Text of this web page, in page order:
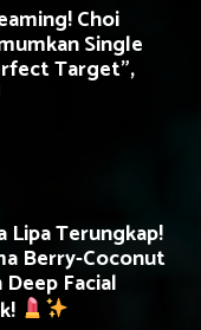
Choi
Single
Target”,
Lipa Terungkap!
Berry-Coconut
Deep Facial